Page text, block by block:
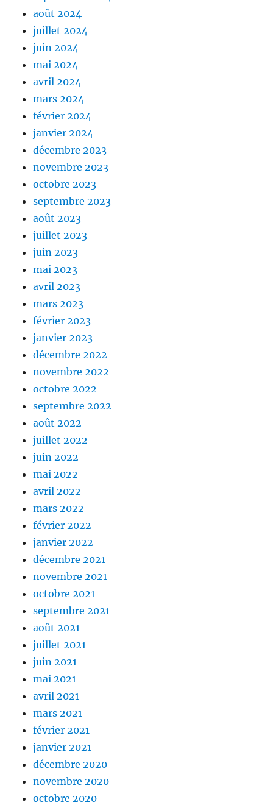
août 2024
juillet 2024
juin 2024
mai 2024
avril 2024
mars 2024
février 2024
janvier 2024
décembre 2023
novembre 2023
octobre 2023
septembre 2023
août 2023
juillet 2023
juin 2023
mai 2023
avril 2023
mars 2023
février 2023
janvier 2023
décembre 2022
novembre 2022
octobre 2022
septembre 2022
août 2022
juillet 2022
juin 2022
mai 2022
avril 2022
mars 2022
février 2022
janvier 2022
décembre 2021
novembre 2021
octobre 2021
septembre 2021
août 2021
juillet 2021
juin 2021
mai 2021
avril 2021
mars 2021
février 2021
janvier 2021
décembre 2020
novembre 2020
octobre 2020